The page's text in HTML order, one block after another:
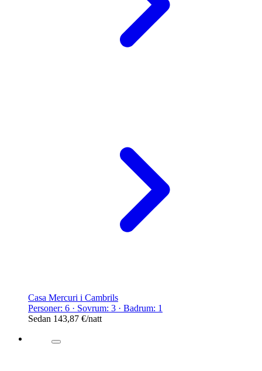
Casa Mercuri i Cambrils
Personer: 6 · Sovrum: 3 · Badrum: 1
Sedan 143,87 €/natt